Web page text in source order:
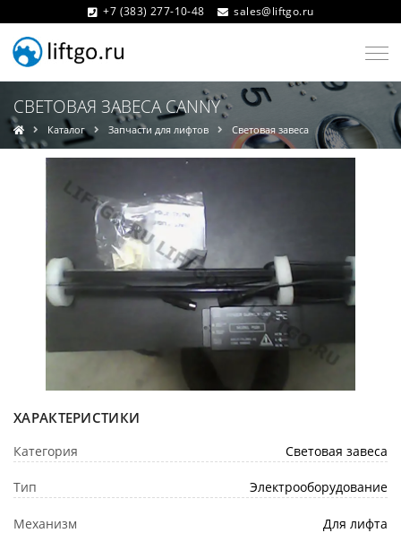
+7 (383) 277-10-48 sales@liftgo.ru
СВЕТОВАЯ ЗАВЕСА CANNY
Каталог Запчасти для лифтов Световая завеса
ХАРАКТЕРИСТИКИ
Категория Световая завеса
Тип Электрооборудование
Механизм Для лифта